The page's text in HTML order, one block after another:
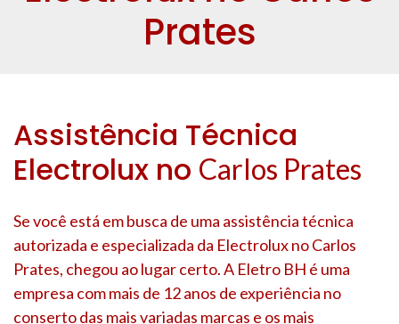
Prates
Assistência Técnica
Electrolux no Carlos Prates
Se você está em busca de uma assistência técnica
autorizada e especializada da Electrolux noCarlos
Prates, chegou ao lugar certo. A Eletro BH é uma
empresa com mais de 12 anos de experiência no
conserto das mais variadas marcas e os mais